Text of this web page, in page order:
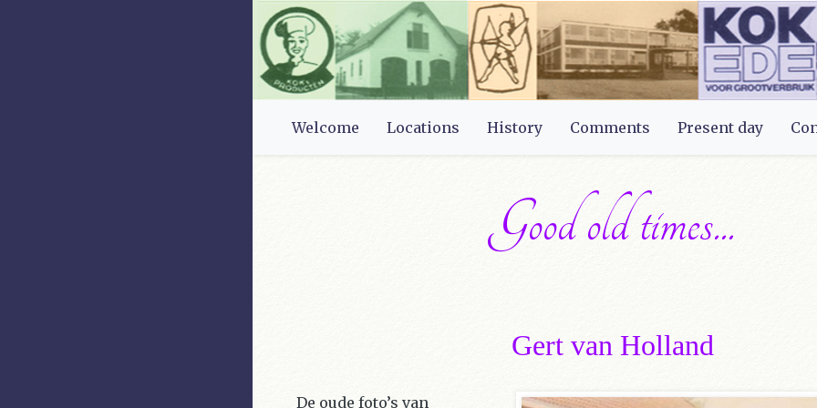
Welcome Locations History Comments Present day
Good old times...
Gert van Holland
De oude foto’s van